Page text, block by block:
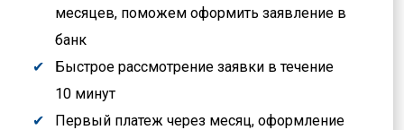
месяцев, поможем оформить заявление в
банк
Быстрое рассмотрение заявки в течение
10 минут
Первый платеж через месяц, оформление